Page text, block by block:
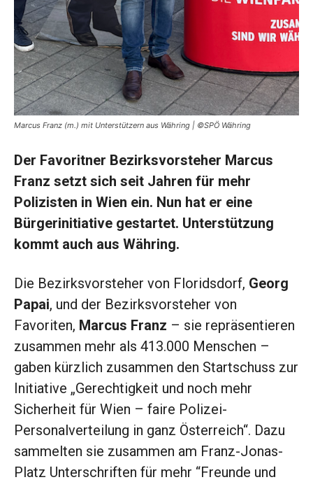
Marcus Franz (m.) mit Unterstützern aus Währing | ©SPÖ Währing
Der Favoritner Bezirksvorsteher Marcus
Franz setzt sich seit Jahren für mehr
Polizisten in Wien ein. Nun hat er eine
Bürgerinitiative gestartet. Unterstützung
kommt auch aus Währing.
Die Bezirksvorsteher von Floridsdorf, Georg
Papai, und der Bezirksvorsteher von
Favoriten, Marcus Franz – sie repräsentieren
zusammen mehr als 413.000 Menschen –
gaben kürzlich zusammen den Startschuss zur
Initiative „Gerechtigkeit und noch mehr
Sicherheit für Wien – faire Polizei-
Personalverteilung in ganz Österreich“. Dazu
sammelten sie zusammen am Franz-Jonas-
Platz Unterschriften für mehr “Freunde und